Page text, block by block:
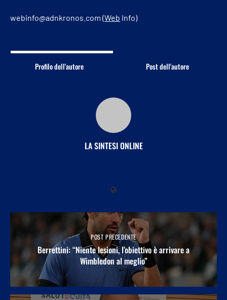
webinfo@adnkronos.com (Web Info)
Profilo dell'autore Post dell'autore
LA SINTESI ONLINE
POST PRECEDENTE
Berrettini: “Niente lesioni, l’obiettivo è arrivare a
Wimbledon al meglio”